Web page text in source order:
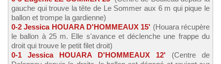
gauche qui trouve la tête de Le Sommer aux 6 m qui pique le
ballon et trompe la gardienne)
0-2 Jessica HOUARA D'HOMMEAUX 15' (Houara récupère
le ballon à 25 m. Elle s'avance et déclenche une frappe du
droit qui trouve le petit filet droit)
0-1 Jessica HOUARA D'HOMMEAUX 12' (Centre de